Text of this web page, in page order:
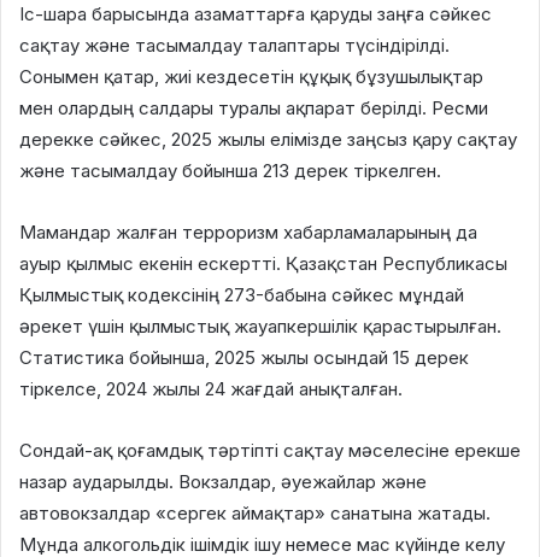
Іс-шара барысында азаматтарға қаруды заңға сәйкес
сақтау және тасымалдау талаптары түсіндірілді.
Сонымен қатар, жиі кездесетін құқық бұзушылықтар
мен олардың салдары туралы ақпарат берілді. Ресми
дерекке сәйкес, 2025 жылы елімізде заңсыз қару сақтау
және тасымалдау бойынша 213 дерек тіркелген.
Мамандар жалған терроризм хабарламаларының да
ауыр қылмыс екенін ескертті. Қазақстан Республикасы
Қылмыстық кодексінің 273-бабына сәйкес мұндай
әрекет үшін қылмыстық жауапкершілік қарастырылған.
Статистика бойынша, 2025 жылы осындай 15 дерек
тіркелсе, 2024 жылы 24 жағдай анықталған.
Сондай-ақ қоғамдық тәртіпті сақтау мәселесіне ерекше
назар аударылды. Вокзалдар, әуежайлар және
автовокзалдар «сергек аймақтар» санатына жатады.
Мұнда алкогольдік ішімдік ішу немесе мас күйінде келу